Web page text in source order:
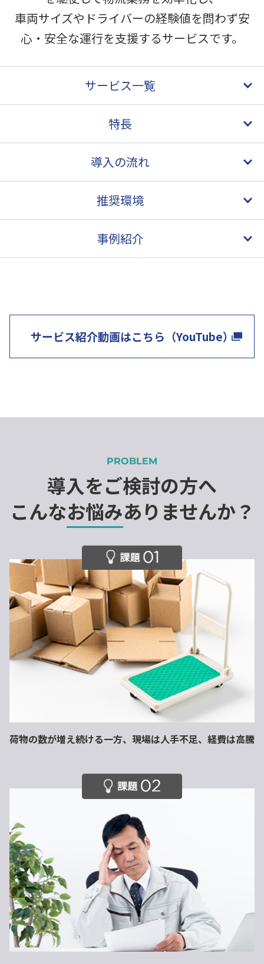
車両サイズやドライバーの経験値を問わず安
心・安全な運行を支援するサービスです。
サービス一覧
特長
導入の流れ
推奨環境
事例紹介
サービス紹介動画はこちら（YouTube）
PROBLEM
導入をご検討の方へ
こんなお悩みありませんか？
荷物の数が増え続ける一方、 現場は人手不足、経費は高騰